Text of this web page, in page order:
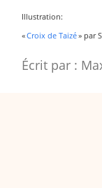
Illustration:
«Croix de Taizé» par
Écrit par :